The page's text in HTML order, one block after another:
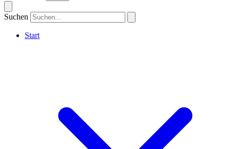
Suchen
Start